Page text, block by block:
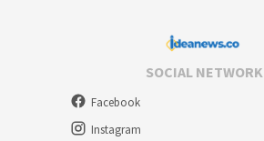
SOCIAL NETWORK
Facebook
Instagram